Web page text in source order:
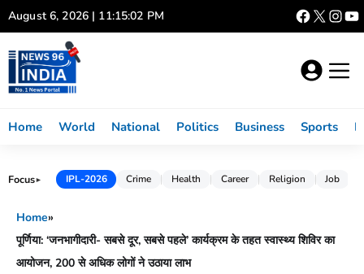
Skip
to
content
August 6, 2026 | 11:15:03 PM
Home World National Politics Business Sports
Focus► IPL-2026 Crime Health Career Religion Job
Home»
​पूर्णिया: ‘जनभागीदारी- सबसे दूर, सबसे पहले’ कार्यक्रम के तहत स्वास्थ्य शिविर का
आयोजन, 200 से अधिक लोगों ने उठाया लाभ